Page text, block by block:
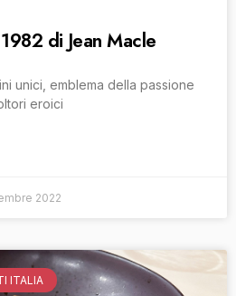
di Jean Macle
unici, emblema della passione
eroici
2022
ITALIA